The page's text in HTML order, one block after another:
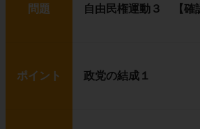
問題 自由民権運動３ 【確
ポイント 政党の結成１